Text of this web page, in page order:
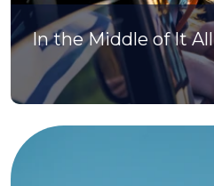
In the Middle of It All